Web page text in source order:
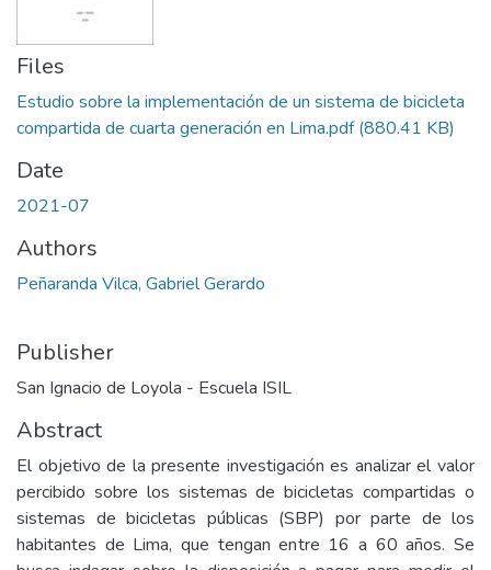
Files
Estudio sobre la implementación de un sistema de bicicleta
compartida de cuarta generación en Lima.pdf(880.41 KB)
Date
2021-07
Authors
Peñaranda Vilca, Gabriel Gerardo
Publisher
San Ignacio de Loyola - Escuela ISIL
Abstract
El objetivo de la presente investigación es analizar el valor
percibido sobre los sistemas de bicicletas compartidas o
sistemas de bicicletas públicas (SBP) por parte de los
habitantes de Lima, que tengan entre 16 a 60 años. Se